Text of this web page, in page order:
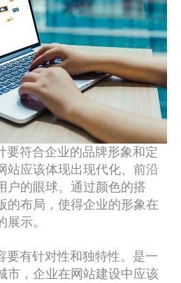
要符合企业的品牌形象和定
站应该体现出现代化、前沿
户的眼球。通过颜色的搭
的布局，使得企业的形象在
示。
要有针对性和独特性。是一
市，企业在网站建设中应该